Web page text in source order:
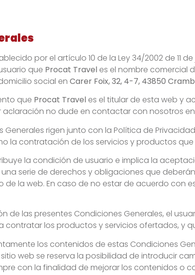
por el artículo 10 de la Ley 34/2002 de 11
que Procat Travel es el nombre comercial
social en Carer Foix, 32, 4-7, 43850
que Procat Travel es el titular de esta web y
aclaración no dude en contactar con nosotros en
Generales rigen junto con la Política de
la contratación de los servicios y productos
la condición de usuario e implica la
serie de derechos y obligaciones que
de la web. En caso de no estar de acuerdo con
de las presentes Condiciones Generales, el
los productos y servicios ofertados, y
los contenidos de estas Condiciones
sitio web se reserva la posibilidad de introducir
con la finalidad de mejorar los contenidos o